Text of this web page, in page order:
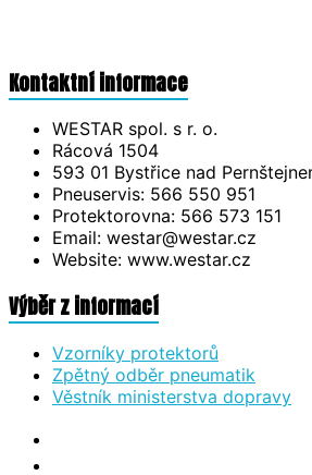
Kontaktní informace
WESTAR spol. s r. o.
Rácová 1504
593 01 Bystřice nad
Pneuservis: 566 550 951
Protektorovna: 566 573 151
Email: westar@westar.cz
Website: www.westar.cz
Výběr z informací
Vzorníky protektorů
Zpětný odběr pneumatik
Věstník ministerstva dopravy